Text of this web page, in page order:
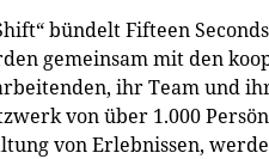
bündelt Fifteen
gemeinsam mit den
ihr Team und
von über 1.000
von Erlebnissen,